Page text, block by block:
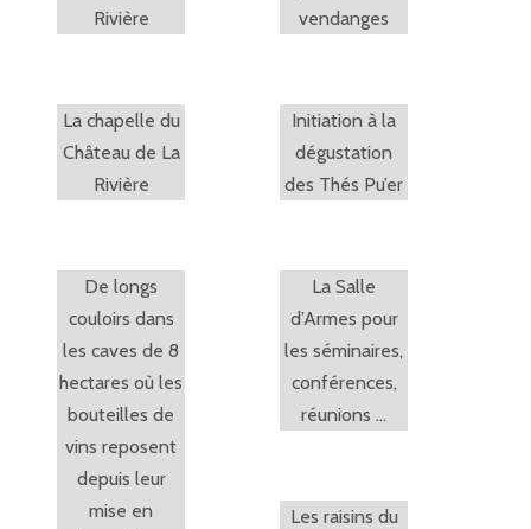
Rivière
vendanges
La chapelle du
Château de La
Rivière
Initiation à la
dégustation
des Thés Pu’er
De longs
couloirs dans
les caves de 8
hectares où les
bouteilles de
vins reposent
depuis leur
mise en
La Salle
d’Armes pour
les séminaires,
conférences,
réunions …
Les raisins du